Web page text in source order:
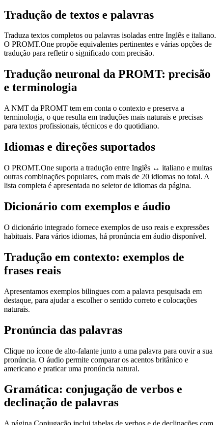
Tradução de textos e palavras
Traduza textos completos ou palavras isoladas entre Inglês e italiano.
O PROMT.One propõe equivalentes pertinentes e várias opções de
tradução para refletir o significado com precisão.
Tradução neuronal da PROMT: precisão
e terminologia
A NMT da PROMT tem em conta o contexto e preserva a
terminologia, o que resulta em traduções mais naturais e precisas
para textos profissionais, técnicos e do quotidiano.
Idiomas e direções suportados
O PROMT.One suporta a tradução entre Inglês ↔ italiano e muitas
outras combinações populares, com mais de 20 idiomas no total. A
lista completa é apresentada no seletor de idiomas da página.
Dicionário com exemplos e áudio
O dicionário integrado fornece exemplos de uso reais e expressões
habituais. Para vários idiomas, há pronúncia em áudio disponível.
Tradução em contexto: exemplos de
frases reais
Apresentamos exemplos bilingues com a palavra pesquisada em
destaque, para ajudar a escolher o sentido correto e colocações
naturais.
Pronúncia das palavras
Clique no ícone de alto-falante junto a uma palavra para ouvir a sua
pronúncia. O áudio permite comparar os acentos britânico e
americano e praticar uma pronúncia natural.
Gramática: conjugação de verbos e
declinação de palavras